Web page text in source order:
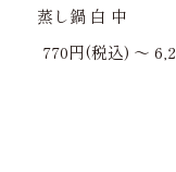
蒸し鍋 白 中
770円(税込) 〜